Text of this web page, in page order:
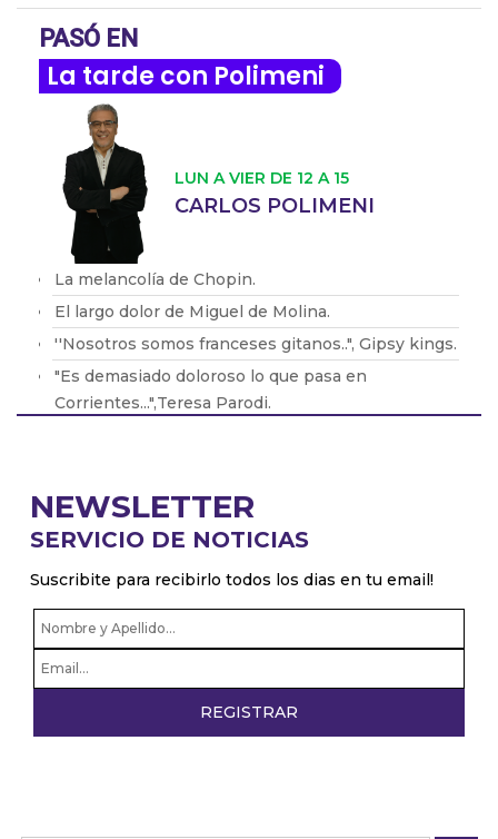
PASÓ EN
La tarde con Polimeni
LUN A VIER DE 12 A 15
CARLOS POLIMENI
La melancolía de Chopin.
El largo dolor de Miguel de Molina.
''Nosotros somos franceses gitanos..", Gipsy kings.
"Es demasiado doloroso lo que pasa en
Corrientes...",Teresa Parodi.
NEWSLETTER
SERVICIO DE NOTICIAS
Suscribite para recibirlo todos los dias en tu email!